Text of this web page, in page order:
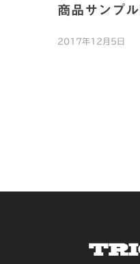
商品サンプ
2017年12月5日